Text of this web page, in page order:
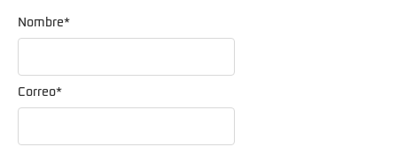
Nombre*
Correo*